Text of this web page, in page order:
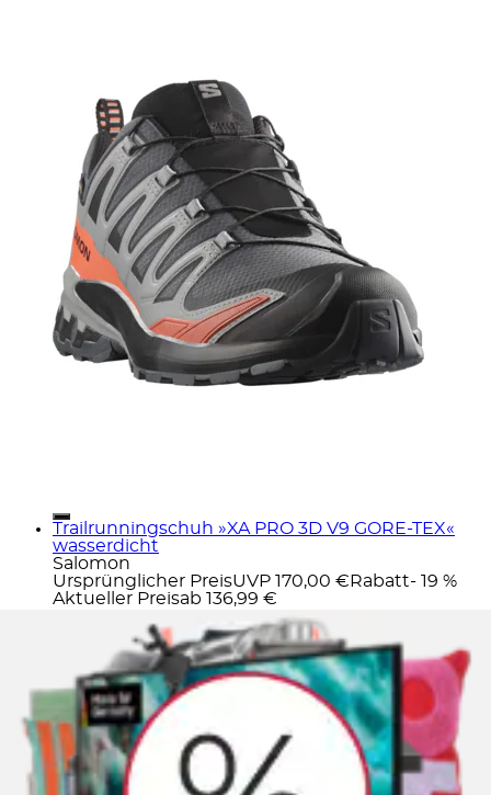
Trailrunningschuh »XA PRO 3D V9 GORE-TEX«
wasserdicht
Salomon
Ursprünglicher PreisUVP 170,00 € Rabatt- 19 %
Aktueller Preisab 136,99 €